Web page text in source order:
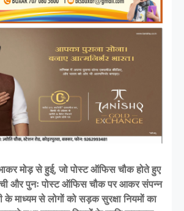
मोड़ से हुई, जो पोस्ट ऑफिस चौक होते हुए
और पुनः पोस्ट ऑफिस चौक पर आकर संपन्न
माध्यम से लोगों को सड़क सुरक्षा नियमों का